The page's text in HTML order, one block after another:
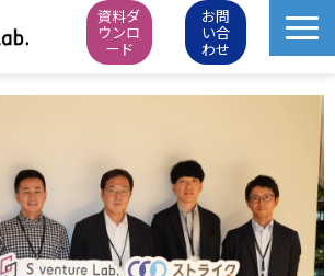
資料ダ
ウンロ
ード
お問
い合
わせ
M&A成約実績
スタートアップピッチ
M&Aニュース
M&Aデータベース